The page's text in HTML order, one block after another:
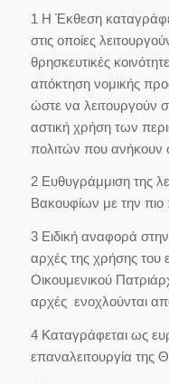
1 Η Έκθεση
στις οποίες
θρησκευτικές
απόκτηση νομικής
ώστε να λειτουργούν
αστική χρήση των
πολιτών που ανήκουν
2 Ευθυγράμμιση της
Βακουφίων με την
3 Ειδική αναφορά
αρχές της χρήσης του
Οικουμενικού
αρχές ενοχλούνται
4 Καταγράφεται ως
επαναλειτουργία της